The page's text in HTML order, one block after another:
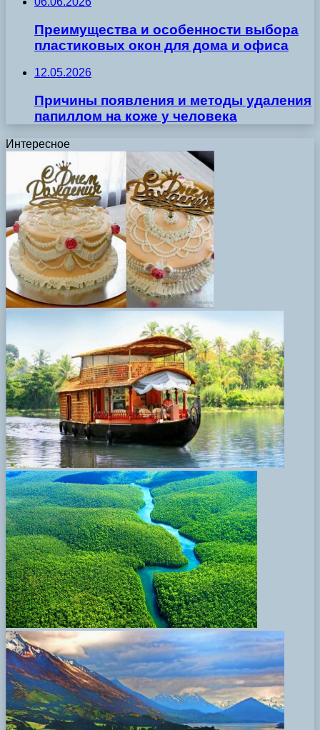
Преимущества и особенности выбора
пластиковых окон для дома и офиса
12.05.2026
Причины появления и методы удаления
папиллом на коже у человека
Интересное